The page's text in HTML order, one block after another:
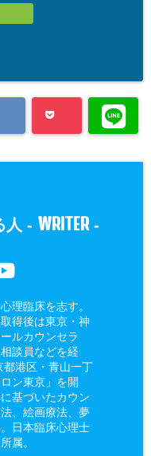
人 - WRITER-
理臨床を志す。
得後は東京・神
ルカウンセラ
談員などを経
都港区・青山一丁
ン東京」を開
基づいたカウン
、絵画療法、夢
日本臨床心理士
属。